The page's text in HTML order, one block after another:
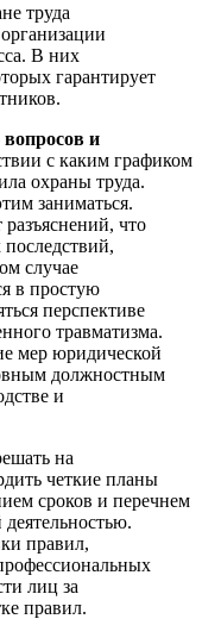
труда
В них
гарантирует
вопросов и
с каким графиком
охраны труда.
заниматься.
что
случае
в простую
перспективе
травматизма.
мер юридической
должностным
и
на
четкие планы
сроков и перечнем
деятельностью.
правил,
лиц за
правил.